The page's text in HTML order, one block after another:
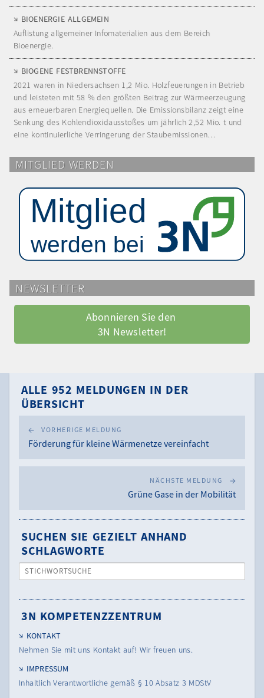
BIOENERGIE ALLGEMEIN
Auflistung allgemeiner Infomaterialien aus dem Bereich
Bioenergie.
BIOGENE FESTBRENNSTOFFE
2021 waren in Niedersachsen 1,2 Mio. Holzfeuerungen in Betrieb
und leisteten mit 58 % den größten Beitrag zur Wärmeerzeugung
aus erneuerbaren Energiequellen. Die Emissionsbilanz zeigt eine
Senkung des Kohlendioxidausstoßes um jährlich 2,52 Mio. t und
eine kontinuierliche Verringerung der Staubemissionen…
MITGLIED WERDEN
NEWSLETTER
Abonnieren Sie den
3N Newsletter!
ALLE 952 MELDUNGEN IN DER
ÜBERSICHT
VORHERIGE MELDUNG
Förderung für kleine Wärmenetze vereinfacht
NÄCHSTE MELDUNG
Grüne Gase in der Mobilität
SUCHEN SIE GEZIELT ANHAND
SCHLAGWORTE
STICHWORTSUCHE
3N KOMPETENZZENTRUM
KONTAKT
Nehmen Sie mit uns Kontakt auf! Wir freuen uns.
IMPRESSUM
Inhaltlich Verantwortliche gemäß § 10 Absatz 3 MDStV